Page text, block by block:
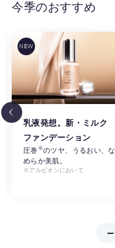
今季のおすすめ
乳液発想。新・ミルク
ファンデーション
圧巻 ※のツヤ、うるおい、な
めらか美肌。
※アルビオンにおいて